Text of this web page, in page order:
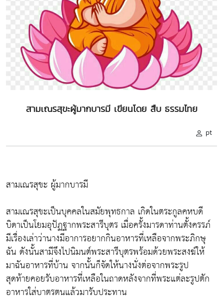
สามเณรสุขะผู้มากบารมี เขียนโดย สืบ ธรรมไทย
pt
สามเณรสุขะ ผู้มากบารมี
สามเณรสุขะเป็นบุคคลในสมัยพุทธกาล เกิดในตระกูลคหบดี
บิดาเป็นโยมอุปัฏฐากพระสารีบุตร เมื่อครั้งมารดาท่านตั้งครรภ์
มีเรื่องเล่าว่านางมีอาการอยากกินอาหารที่เหลือจากพระภิกษุ
ฉัน ดังนั้นสามีจึงไปนิมนต์พระสารีบุตรพร้อมด้วยพระสงฆ์ให้
มาฉันอาหารที่บ้าน จากนั้นก็จัดให้นางนั่งต่อจากพระรูป
สุดท้ายคอยรับอาหารที่เหลือในถาดหลังจากที่พระแต่ละรูปตัก
อาหารใส่บาตรตนแล้วมารับประทาน